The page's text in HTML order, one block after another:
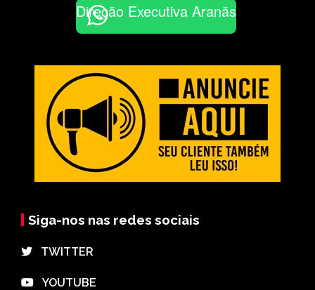
Direção Executiva Aranãs
Siga-nos nas redes sociais
⠀TWITTER
⠀YOUTUBE